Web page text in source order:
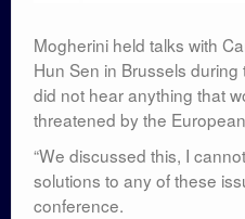
Mogherini held talks with
Hun Sen in Brussels
did not hear anything that
threatened by the
“We discussed this, I
solutions to any of these
conference.